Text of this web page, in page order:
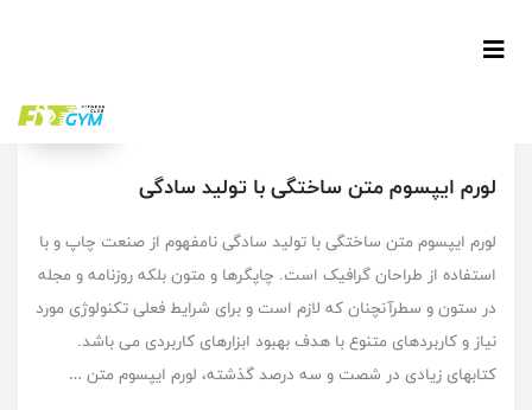
وب‌سایت
لورم ایپسوم متن ساختگی با تولید سادگی
لورم ایپسوم متن ساختگی با تولید سادگی نامفهوم از صنعت چاپ و با
استفاده از طراحان گرافیک است. چاپگرها و متون بلکه روزنامه و مجله
در ستون و سطرآنچنان که لازم است و برای شرایط فعلی تکنولوژی مورد
نیاز و کاربردهای متنوع با هدف بهبود ابزارهای کاربردی می باشد.
کتابهای زیادی در شصت و سه درصد گذشته، لورم ایپسوم متن …